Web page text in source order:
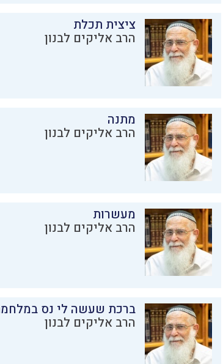
ציצית תכלת
הרב אליקים לבנון
מתנה
הרב אליקים לבנון
מעשרות
הרב אליקים לבנון
ברכת שעשה לי נס
הרב אליקים לבנון